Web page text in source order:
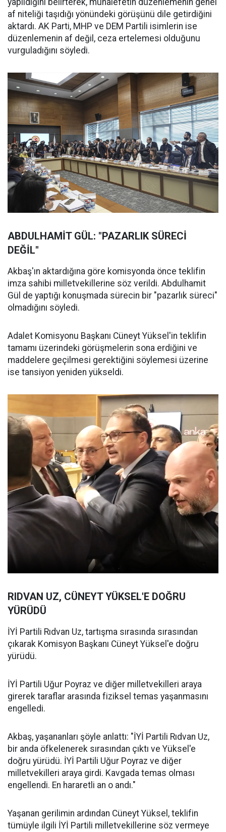
yapıldığını belirterek, muhalefetin düzenlemenin genel
af niteliği taşıdığı yönündeki görüşünü dile getirdiğini
aktardı. AK Parti, MHP ve DEM Partili isimlerin ise
düzenlemenin af değil, ceza ertelemesi olduğunu
vurguladığını söyledi.
ABDULHAMİT GÜL: "PAZARLIK SÜRECİ
DEĞİL"
Akbaş'ın aktardığına göre komisyonda önce teklifin
imza sahibi milletvekillerine söz verildi. Abdulhamit
Gül de yaptığı konuşmada sürecin bir "pazarlık süreci"
olmadığını söyledi.
Adalet Komisyonu Başkanı Cüneyt Yüksel'in teklifin
tamamı üzerindeki görüşmelerin sona erdiğini ve
maddelere geçilmesi gerektiğini söylemesi üzerine
ise tansiyon yeniden yükseldi.
RIDVAN UZ, CÜNEYT YÜKSEL'E DOĞRU
YÜRÜDÜ
İYİ Partili Rıdvan Uz, tartışma sırasında sırasından
çıkarak Komisyon Başkanı Cüneyt Yüksel'e doğru
yürüdü.
İYİ Partili Uğur Poyraz ve diğer milletvekilleri araya
girerek taraflar arasında fiziksel temas yaşanmasını
engelledi.
Akbaş, yaşananları şöyle anlattı: "İYİ Partili Rıdvan Uz,
bir anda öfkelenerek sırasından çıktı ve Yüksel'e
doğru yürüdü. İYİ Partili Uğur Poyraz ve diğer
milletvekilleri araya girdi. Kavgada temas olması
engellendi. En hararetli an o andı."
Yaşanan gerilimin ardından Cüneyt Yüksel, teklifin
tümüyle ilgili İYİ Partili milletvekillerine söz vermeye